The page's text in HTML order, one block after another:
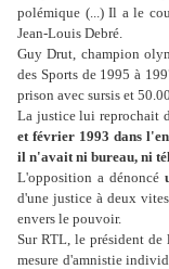
polémique (...) Il a le
Jean-Louis Debré.
Guy Drut, champion
des Sports de 1995 à
prison avec sursis et
La justice lui reprochait
et février 1993 dans
il n'avait ni bureau, ni
L'opposition a dénoncé
d'une justice à deux
envers le pouvoir.
Sur RTL, le président de
mesure d'amnistie